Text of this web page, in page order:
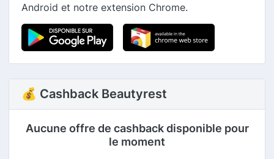
Android et notre extension Chrome.
💰 Cashback Beautyrest
Aucune offre de cashback disponible pour
le moment